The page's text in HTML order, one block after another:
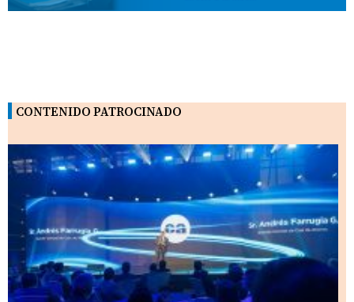
CONTENIDO PATROCINADO